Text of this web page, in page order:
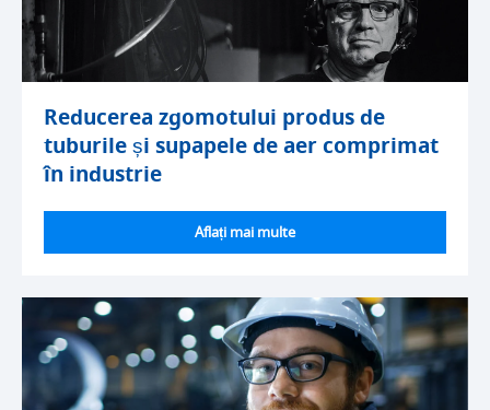
Reducerea zgomotului produs de
tuburile și supapele de aer comprimat
în industrie
Aflați mai multe